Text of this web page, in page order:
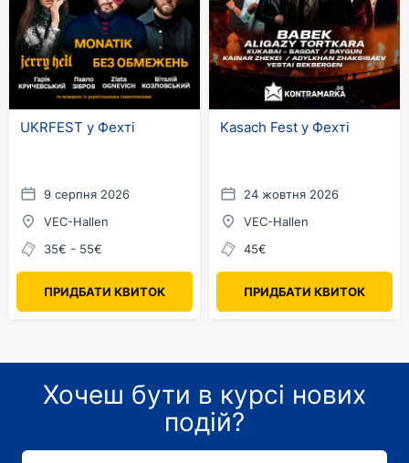
UKRFEST у Фехті
9 серпня 2026
VEC-Hallen
35€ - 55€
ПРИДБАТИ КВИТОК
Kasach Fest у Фехті
24 жовтня 2026
VEC-Hallen
45€
ПРИДБАТИ КВИТОК
Хочеш бути в курсі нових
подій?